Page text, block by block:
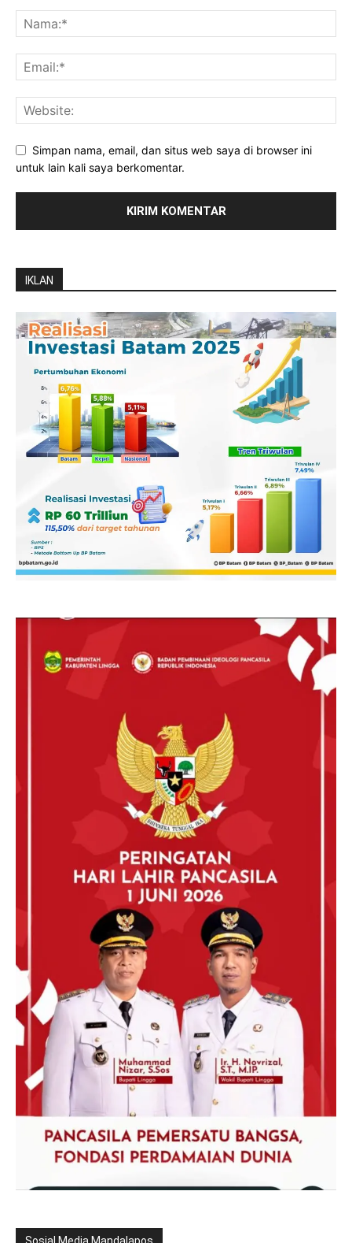
Simpan nama, email, dan situs web saya di browser ini
untuk lain kali saya berkomentar.
IKLAN